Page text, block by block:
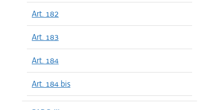
Art. 182
Art. 183
Art. 184
Art. 184 bis